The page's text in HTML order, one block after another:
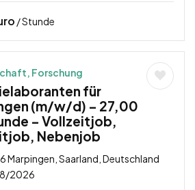
/ Stunde
Forschung
für
(m/w/d) – 27,00
– Vollzeitjob,
Nebenjob
Marpingen, Saarland, Deutschland
2026